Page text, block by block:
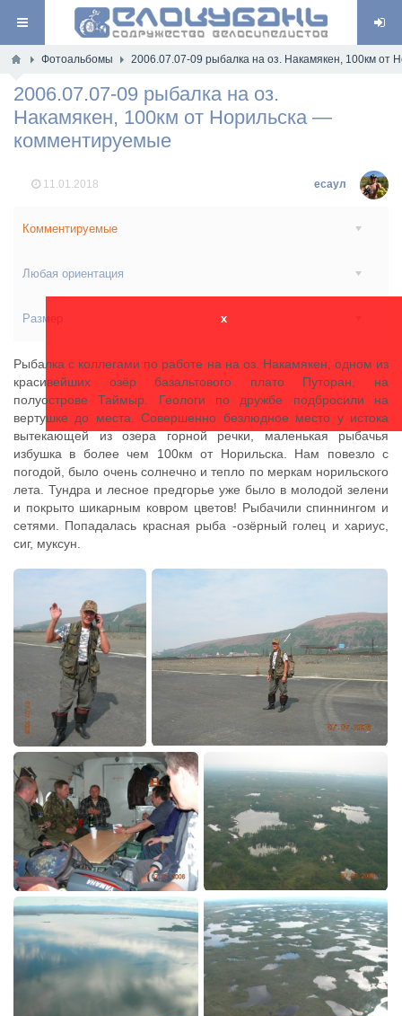
Фотоальбомы 2006.07.07-09 рыбалка на оз. Накамякен, 100км от
2006.07.07-09 рыбалка на оз.
Накамякен, 100км от Норильска —
комментируемые
11.01.2018 есаул
Комментируемые
Любая ориентация
Размер x
Рыбалка с коллегами по работе на на оз. Накамякен, одном из
красивейших озёр базальтового плато Путоран, на
полуострове Таймыр. Геологи по дружбе подбросили на
вертушке до места. Совершенно безлюдное место у истока
вытекающей из озера горной речки, маленькая рыбачья
избушка в более чем 100км от Норильска. Нам повезло с
погодой, было очень солнечно и тепло по меркам норильского
лета. Тундра и лесное предгорье уже было в молодой зелени
и покрыто шикарным ковром цветов! Рыбачили спиннингом и
сетями. Попадалась красная рыба -озёрный голец и хариус,
сиг, муксун.